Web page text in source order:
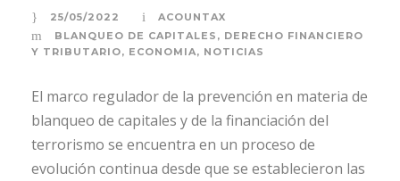
25/05/2022
ACOUNTAX
BLANQUEO DE CAPITALES , DERECHO FINANCIERO
Y TRIBUTARIO, ECONOMIA, NOTICIAS
El marco regulador de la prevención en materia de
blanqueo de capitales y de la financiación del
terrorismo se encuentra en un proceso de
evolución continua desde que se establecieron las